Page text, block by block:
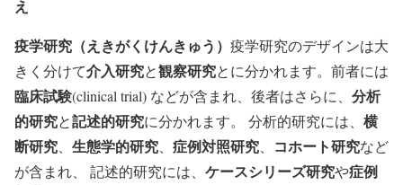
え
疫学研究（えきがくけんきゅう） 疫学研究のデザインは大
きく分けて介入研究と観察研究とに分かれます。前者には
臨床試験(clinical trial) などが含まれ、後者はさらに、 分析
的研究と記述的研究に分かれます。 分析的研究には、 横
断研究
生態学的研究 症例対照研究 コホート研究など
が含まれ、 記述的研究には、 ケースシリーズ研究や症例